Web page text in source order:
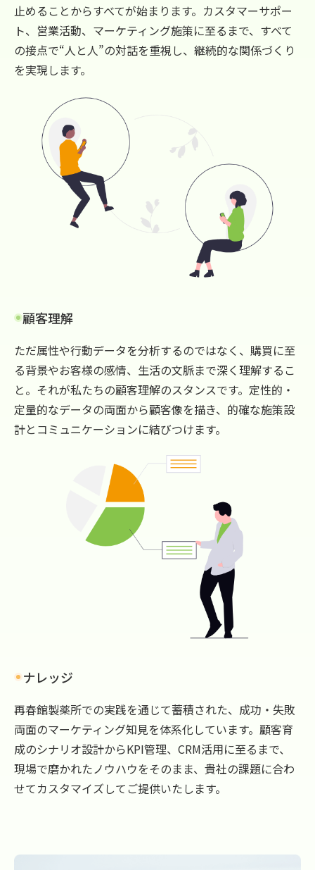
止めることからすべてが始まります。カスタマーサポー
ト、営業活動、マーケティング施策に至るまで、すべて
の接点で“人と人”の対話を重視し、継続的な関係づくり
を実現します。
顧客理解
ただ属性や行動データを分析するのではなく、購買に至
る背景やお客様の感情、生活の文脈まで深く理解するこ
と。それが私たちの顧客理解のスタンスです。定性的・
定量的なデータの両面から顧客像を描き、的確な施策設
計とコミュニケーションに結びつけます。
ナレッジ
再春館製薬所での実践を通じて蓄積された、成功・失敗
両面のマーケティング知見を体系化しています。顧客育
成のシナリオ設計からKPI管理、CRM活用に至るまで、
現場で磨かれたノウハウをそのまま、貴社の課題に合わ
せてカスタマイズしてご提供いたします。